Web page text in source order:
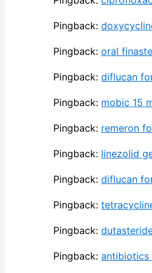
Pingback:
Pingback: oral
Pingback: diflucan
Pingback: mobic 15
Pingback: remeron
Pingback: linezolid
Pingback: diflucan
Pingback:
Pingback:
Pingback: antibiotics